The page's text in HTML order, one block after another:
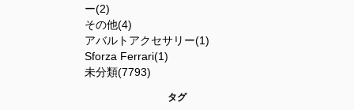
ー(2)
その他(4)
アバルトアクセサリー(1)
Sforza Ferrari(1)
未分類(7793)
タグ